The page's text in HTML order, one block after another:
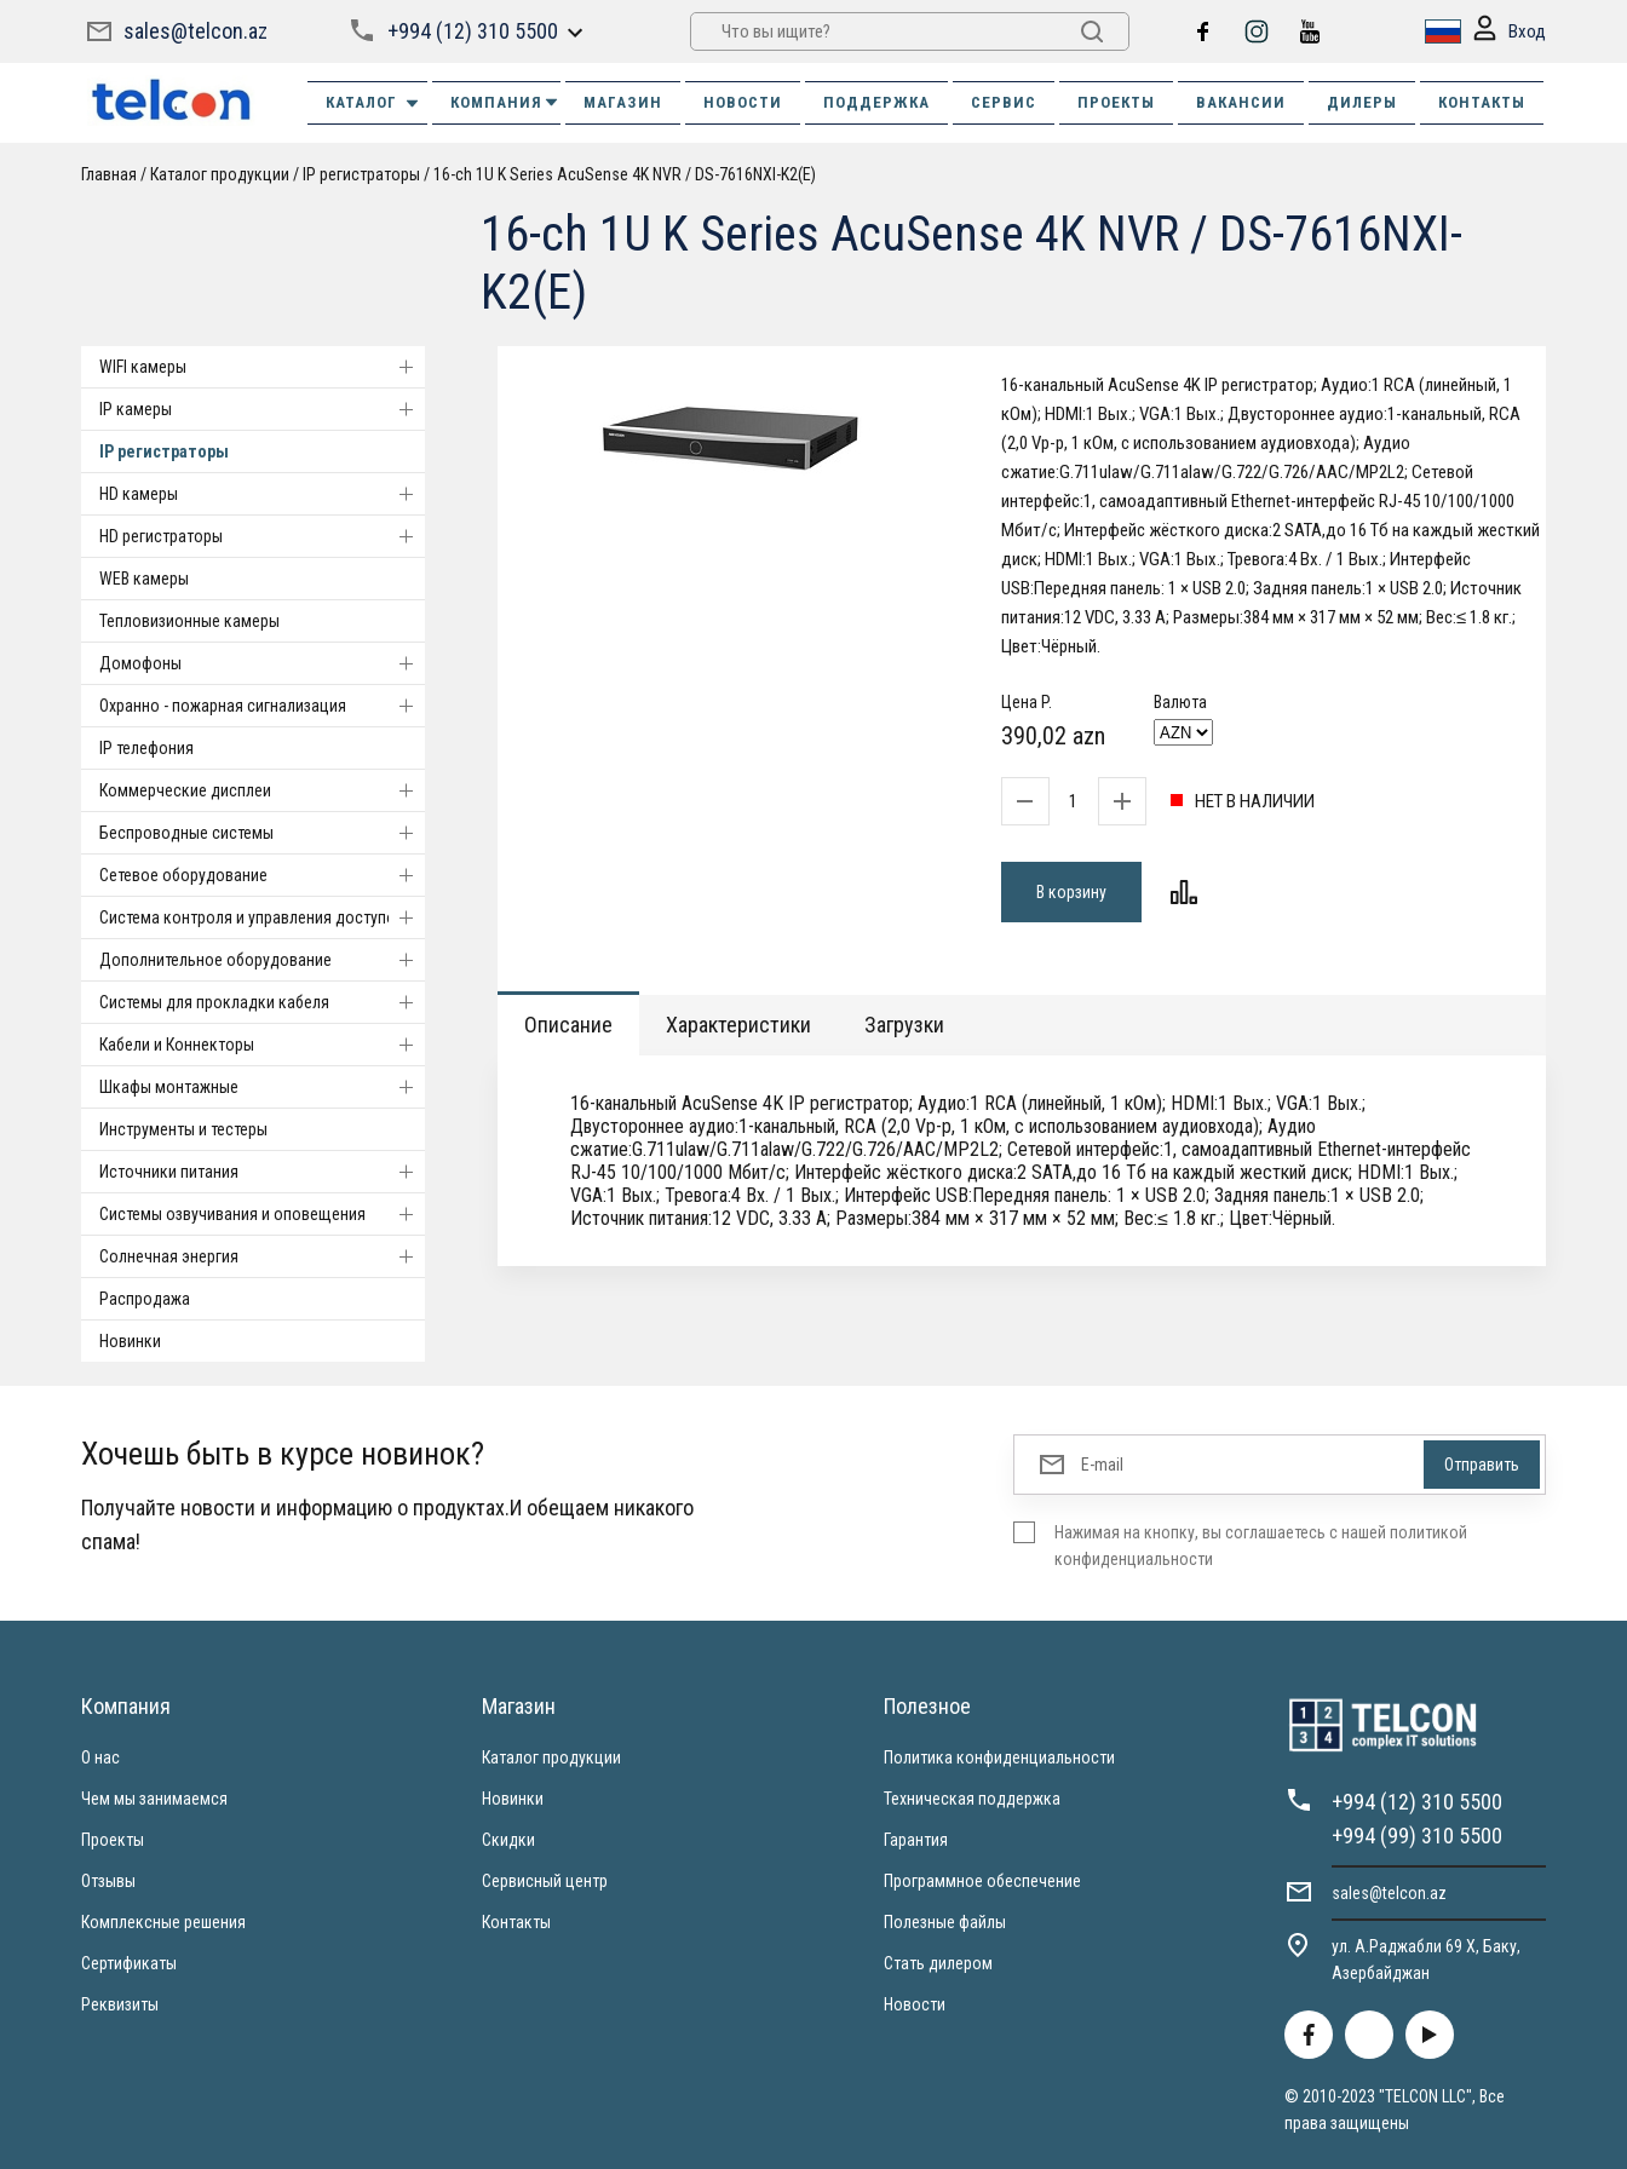
sales@telcon.az +994 (12) 310 5500 Вход
КАТАЛОГ КОМПАНИЯ МАГАЗИН НОВОСТИ ПОДДЕРЖКА СЕРВИС ПРОЕКТЫ ВАКАНСИИ ДИЛЕРЫ КОНТАКТЫ
Главная Каталог продукции IP регистраторы 16-ch 1U K Series AcuSense 4K NVR / DS-7616NXI-K2(E)
16-ch 1U K Series AcuSense 4K NVR / DS-7616NXI-
K2(E)
WIFI камеры
IP камеры
IP регистраторы
HD камеры
HD регистраторы
WEB камеры
Тепловизионные камеры
Домофоны
Охранно - пожарная сигнализация
IP телефония
Коммерческие дисплеи
Беспроводные системы
Cетевое оборудование
Система контроля и управления доступом
Дополнительное оборудование
Системы для прокладки кабеля
Кабели и Коннекторы
Шкафы монтажные
Инструменты и тестеры
Источники питания
Системы озвучивания и оповещения
Солнечная энергия
Распродажа
Новинки
Цена P.
390,02 azn
Валюта
НЕТ В НАЛИЧИИ
В корзину
16-канальный AcuSense 4K IP регистратор; Аудио:1 RCA (линейный, 1
кОм); HDMI:1 Вых.; VGA:1 Вых.; Двустороннее аудио:1-канальный, RCA
(2,0 Vp-p, 1 кОм, с использованием аудиовхода); Аудио
сжатие:G.711ulaw/G.711alaw/G.722/G.726/AAC/MP2L2; Сетевой
интерфейс:1, самоадаптивный Ethernet-интерфейс RJ-45 10/100/1000
Мбит/с; Интерфейс жёсткого диска:2 SATA,до 16 Тб на каждый жесткий
диск; HDMI:1 Вых.; VGA:1 Вых.; Тревога:4 Вх. / 1 Вых.; Интерфейс
USB:Передняя панель: 1 × USB 2.0; Задняя панель:1 × USB 2.0; Источник
питания:12 VDC, 3.33 A; Размеры:384 мм × 317 мм × 52 мм; Вес:≤ 1.8 кг.;
Цвет:Чёрный.
Описание Характеристики Загрузки
16-канальный AcuSense 4K IP регистратор; Аудио:1 RCA (линейный, 1 кОм); HDMI:1 Вых.; VGA:1 Вых.;
Двустороннее аудио:1-канальный, RCA (2,0 Vp-p, 1 кОм, с использованием аудиовхода); Аудио
сжатие:G.711ulaw/G.711alaw/G.722/G.726/AAC/MP2L2; Сетевой интерфейс:1, самоадаптивный Ethernet-интерфейс
RJ-45 10/100/1000 Мбит/с; Интерфейс жёсткого диска:2 SATA,до 16 Тб на каждый жесткий диск; HDMI:1 Вых.;
VGA:1 Вых.; Тревога:4 Вх. / 1 Вых.; Интерфейс USB:Передняя панель: 1 × USB 2.0; Задняя панель:1 × USB 2.0;
Источник питания:12 VDC, 3.33 A; Размеры:384 мм × 317 мм × 52 мм; Вес:≤ 1.8 кг.; Цвет:Чёрный.
Хочешь быть в курсе новинок?
Получайте новости и информацию о продуктах.И обещаем никакого
спама!
Нажимая на кнопку, вы соглашаетесь с нашей политикой
конфиденциальности
Компания
О нас
Чем мы занимаемся
Проекты
Отзывы
Комплексные решения
Сертификаты
Реквизиты
Магазин
Каталог продукции
Новинки
Скидки
Сервисный центр
Контакты
Полезное
Политика конфиденциальности
Техническая поддержка
Гарантия
Программное обеспечение
Полезные файлы
Стать дилером
Новости
+994 (12) 310 5500
+994 (99) 310 5500
sales@telcon.az
ул. А.Раджабли 69 X, Баку,
Азербайджан
© 2010-2023 "TELCON LLC", Все
права защищены